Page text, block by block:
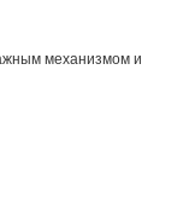
механизмом и